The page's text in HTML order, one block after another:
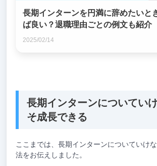
長期インターンを円満に辞めたいと
ば良い？退職理由ごとの例文も紹介
2025/02/14
長期インターンについてい
そ成長できる
ここまでは、長期インターンについていけ
法をお伝えしました。